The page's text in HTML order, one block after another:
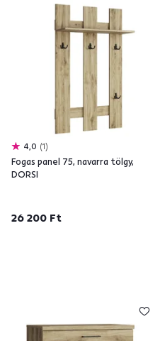
4,0 1
Fogas panel 75, navarra tölgy,
DORSI
26 200 Ft